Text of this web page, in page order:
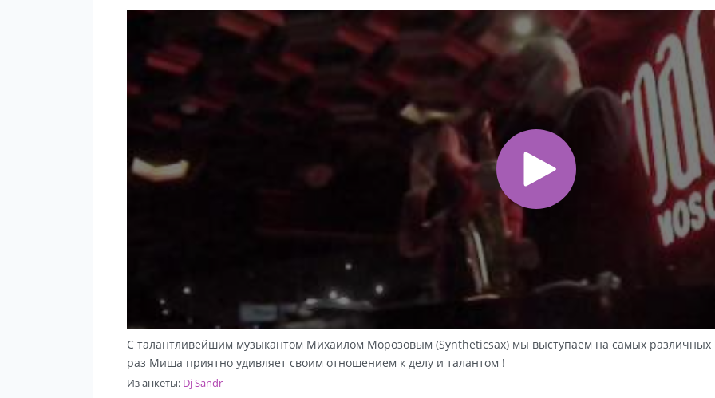
С талантливейшим музыкантом Михаилом Морозовым (Syntheticsax) мы выступаем на самых различных
раз Миша приятно удивляет своим отношением к делу и талантом !
Из анкеты: Dj Sandr